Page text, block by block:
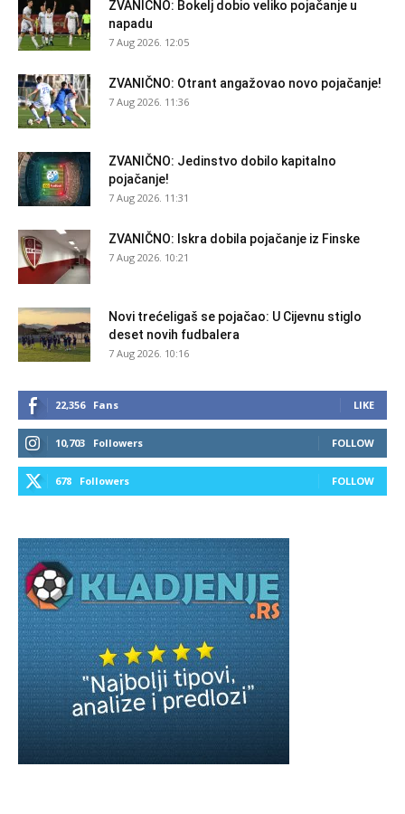
ZVANIČNO: Bokelj dobio veliko pojačanje u
napadu
7 Aug 2026. 12:05
ZVANIČNO: Otrant angažovao novo pojačanje!
7 Aug 2026. 11:36
ZVANIČNO: Jedinstvo dobilo kapitalno
pojačanje!
7 Aug 2026. 11:31
ZVANIČNO: Iskra dobila pojačanje iz Finske
7 Aug 2026. 10:21
Novi trećeligaš se pojačao: U Cijevnu stiglo
deset novih fudbalera
7 Aug 2026. 10:16
22,356 Fans LIKE
10,703 Followers FOLLOW
678 Followers FOLLOW